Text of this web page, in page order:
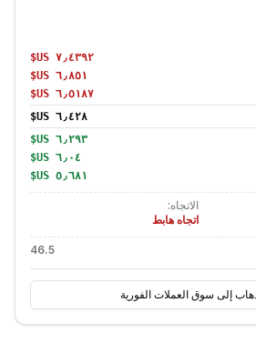
الاتجاه:
اتجاه هابط
46.5
إلى سوق العملات الفورية